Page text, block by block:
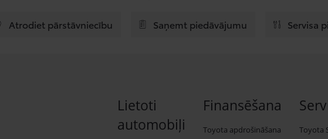
Atrodiet pārstāvniecību Saņemt piedāvājumu Servisa
Lietoti
automobiļi
Finansēšana
Toyota apdrošināšana
Toyota